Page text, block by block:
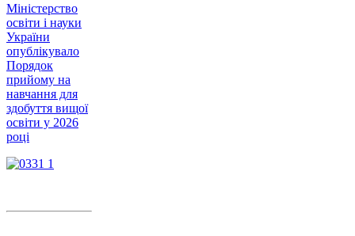
Міністерство
освіти і науки
України
опублікувало
Порядок
прийому на
навчання для
здобуття вищої
освіти у 2026
році